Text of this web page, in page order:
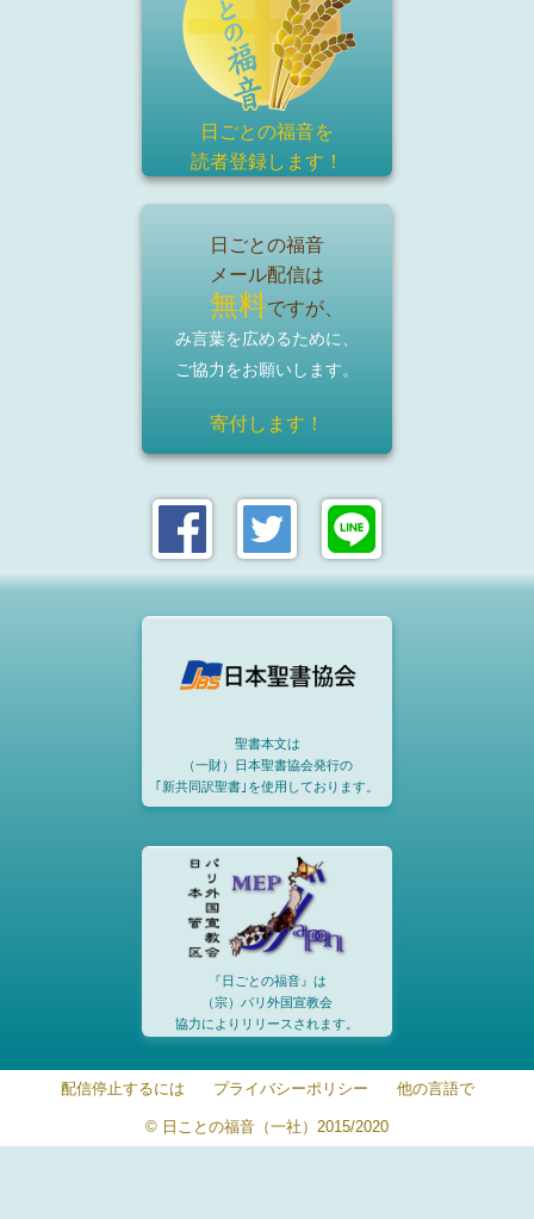
日ごとの福音を
読者登録します！
日ごとの福音
メール配信は
無料ですが、
み言葉を広めるために、
ご協力をお願いします。
寄付します！
聖書本文は
（一財）日本聖書協会発行の
｢新共同訳聖書｣を使用しております。
『日ごとの福音』は
（宗）パリ外国宣教会
協力によりリリースされます。
配信停止するには プライバシーポリシー 他の言語で
© 日ことの福音（一社）2015/2020